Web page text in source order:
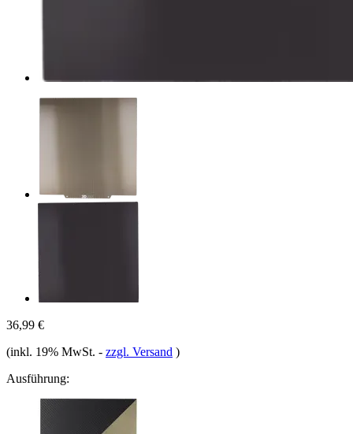
36,99 €
(inkl. 19% MwSt. - zzgl. Versand )
Ausführung: